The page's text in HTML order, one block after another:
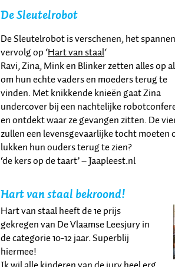
De Sleutelrobot
De Sleutelrobot is verschenen, het
vervolg op ‘Hart van staal‘
Ravi, Zina, Mink en Blinker zetten alles op
om hun echte vaders en moeders terug te
vinden. Met knikkende knieën gaat Zina
undercover bij een nachtelijke
en ontdekt waar ze gevangen zitten. De
zullen een levensgevaarlijke tocht moeten
lukken hun ouders terug te zien?
‘de kers op de taart’ – Jaapleest.nl
Hart van staal bekroond!
Hart van staal heeft de 1e prijs
gekregen van De Vlaamse Leesjury in
de categorie 10-12 jaar. Superblij
hiermee!